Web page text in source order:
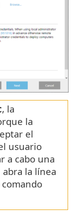
, la
la
el
usuario
a cabo una
la línea